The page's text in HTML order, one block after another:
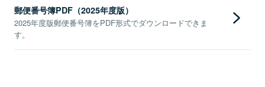
郵便番号簿PDF（2025年度版）
2025年度版郵便番号簿をPDF形式でダウンロードできま
す。